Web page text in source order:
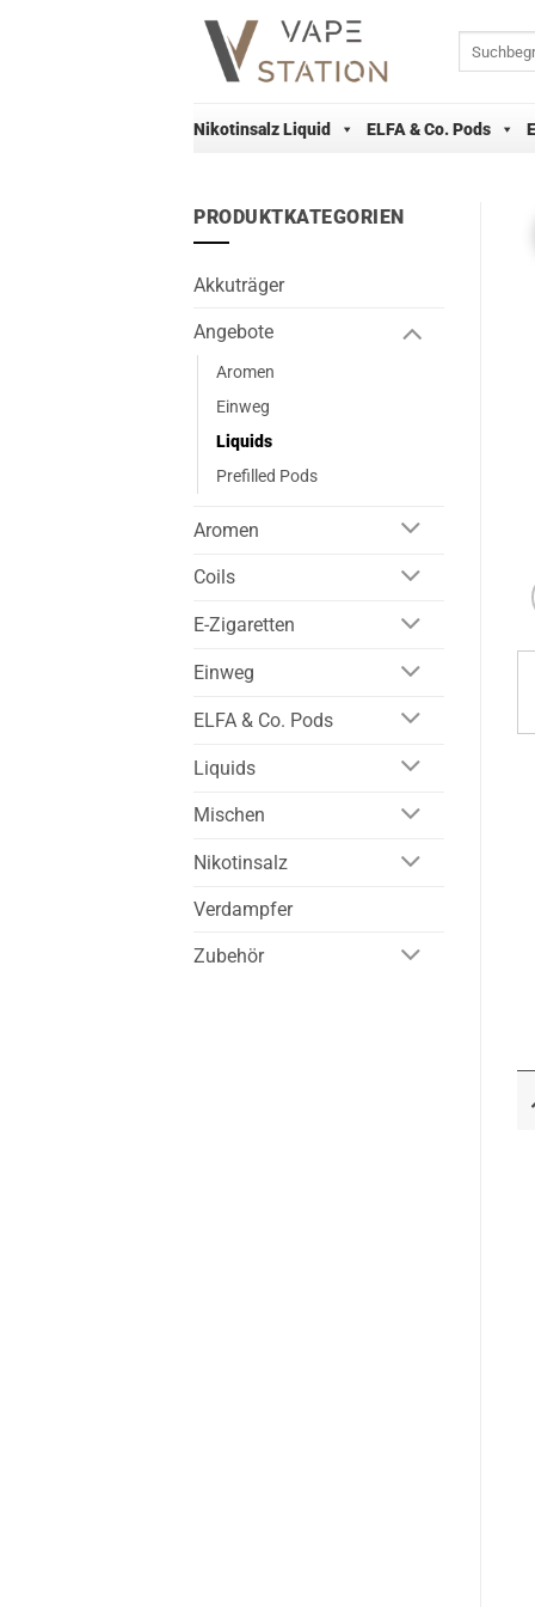
Nikotinsalz Liquid ELFA & Co. Pods
PRODUKTKATEGORIEN
Akkuträger
Angebote
Aromen
Einweg
Liquids
Prefilled Pods
Aromen
Coils
E-Zigaretten
Einweg
ELFA & Co. Pods
Liquids
Mischen
Nikotinsalz
Verdampfer
Zubehör